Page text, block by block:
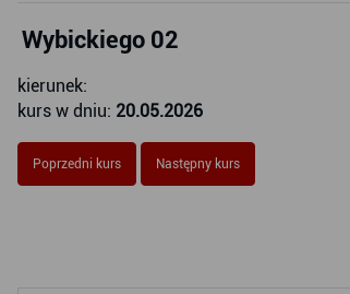
Wybickiego 02
kierunek:
kurs w dniu: 20.05.2026
Poprzedni kurs Następny kurs